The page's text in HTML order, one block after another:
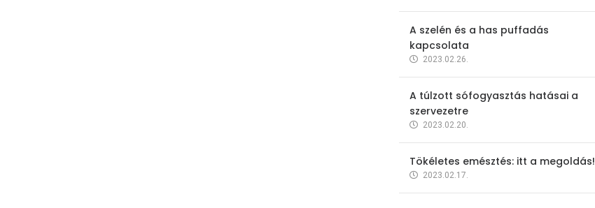
A szelén és a has puffadás
kapcsolata
2023.02.26.
A túlzott sófogyasztás hatásai a
szervezetre
2023.02.20.
Tökéletes emésztés: itt a megoldás!
2023.02.17.